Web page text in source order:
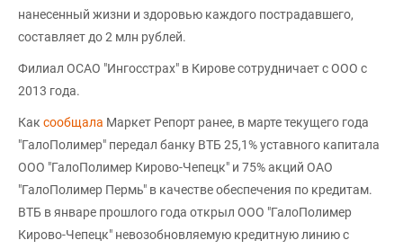
нанесенный жизни и здоровью каждого пострадавшего,
составляет до 2 млн рублей.
Филиал ОСАО "Ингосстрах" в Кирове сотрудничает с ООО с
2013 года.
Как сообщала Маркет Репорт ранее, в марте текущего года
"ГалоПолимер" передал банку ВТБ 25,1% уставного капитала
ООО "ГалоПолимер Кирово-Чепецк" и 75% акций ОАО
"ГалоПолимер Пермь" в качестве обеспечения по кредитам.
ВТБ в январе прошлого года открыл ООО "ГалоПолимер
Кирово-Чепецк" невозобновляемую кредитную линию с